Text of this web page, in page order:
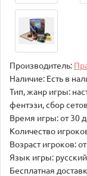
Производитель:
Наличие: Есть в
Тип, жанр игры:
фентэзи, сбор
Время игры: от 30
Количество
Возраст игроков:
Язык игры: русский
Бесплатная